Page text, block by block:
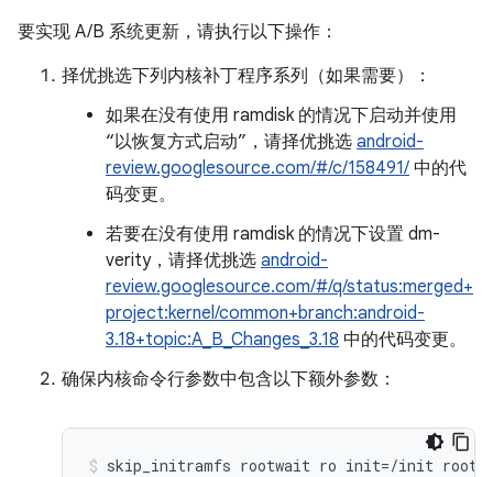
要实现 A/B 系统更新，请执行以下操作：
择优挑选下列内核补丁程序系列（如果需要）：
如果在没有使用 ramdisk 的情况下启动并使用
“以恢复方式启动”，请择优挑选 android-
review.googlesource.com/#/c/158491/ 中的代
码变更。
若要在没有使用 ramdisk 的情况下设置 dm-
verity，请择优挑选 android-
review.googlesource.com/#/q/status:merged+
project:kernel/common+branch:android-
3.18+topic:A_B_Changes_3.18 中的代码变更。
确保内核命令行参数中包含以下额外参数：
skip_initramfs rootwait ro init=/init root="/